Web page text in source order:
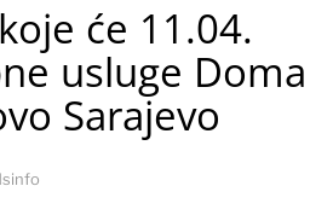
će 11.04.
usluge Doma
Sarajevo